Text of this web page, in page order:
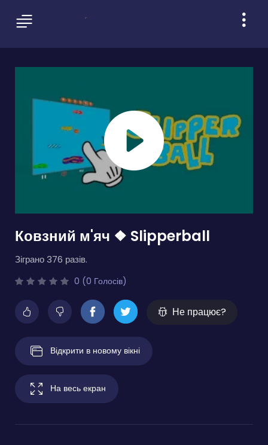
Ковзний м'яч ❖ Slipperball
Зіграно 376 разів.
0 (0 Голосів)
Не працює?
Відкрити в новому вікні
На весь екран